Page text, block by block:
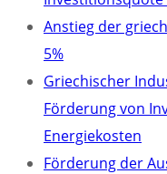
Anstieg der
5%
Griechischer
Förderung von
Energiekosten
Förderung der